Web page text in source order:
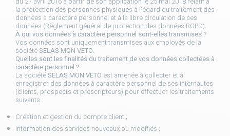
la protection des personnes physiques à l’égard du traitement des
données à caractère personnel et à la libre circulation de ces
données (Règlement général de protection des données RGPD).
À qui vos données à caractère personnel sont-elles transmises ?
Vos données sont uniquement transmises aux employés de la
sociétéSELAS MON VETO.
Quelles sont les finalités du traitement de vos données collectées à
caractère personnel ?
La sociétéSELAS MON VETO est amenée à collecter et à
enregistrer des données à caractère personnel de ses internautes
(clients, prospects et prescripteurs) pour effectuer les traitements
suivants :
Création et gestion du compte client ;
Information des services nouveaux ou modifiés ;